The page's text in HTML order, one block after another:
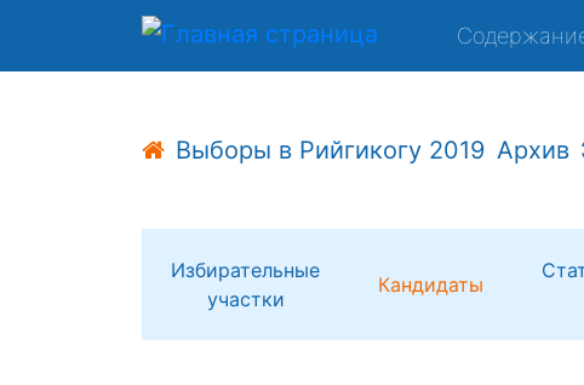
Выборы в Рийгикогу 2019 Архив
Избирательные
участки
Кандидаты